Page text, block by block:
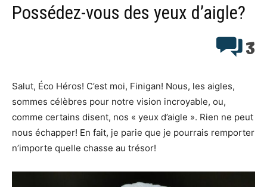
Possédez-vous des yeux d’aigle?
3
Salut, Éco Héros! C’est moi, Finigan! Nous, les aigles,
sommes célèbres pour notre vision incroyable, ou,
comme certains disent, nos « yeux d’aigle ». Rien ne peut
nous échapper! En fait, je parie que je pourrais remporter
n’importe quelle chasse au trésor!